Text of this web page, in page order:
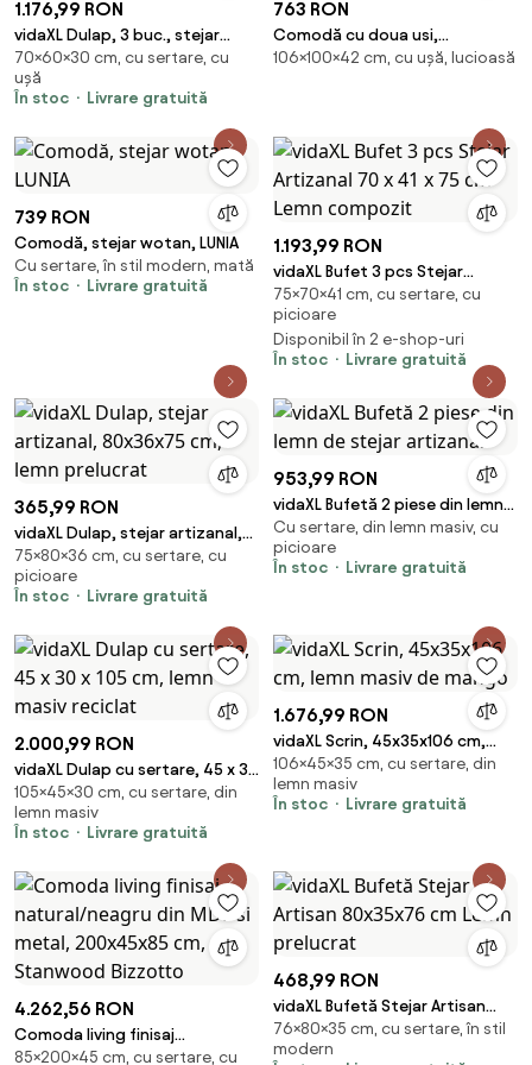
1.176,99 RON
vidaXL Dulap, 3 buc., stejar
artizanal, 60x30x70 cm, lemn
prelucrat
70×60×30 cm, cu sertare, cu
ușă
În stoc
Livrare gratuită
763 RON
Comodă cu doua usi,
100x42x106 cm, CESIRO, ADRK
106×100×42 cm, cu ușă, lucioasă
739 RON
Comodă, stejar wotan, LUNIA
Cu sertare, în stil modern, mată
În stoc
Livrare gratuită
1.193,99 RON
vidaXL Bufet 3 pcs Stejar
Artizanal 70 x 41 x 75 cm Lemn
compozit
75×70×41 cm, cu sertare, cu
picioare
Disponibil în 2 e-shop-uri
În stoc
Livrare gratuită
365,99 RON
vidaXL Dulap, stejar artizanal,
80x36x75 cm, lemn prelucrat
75×80×36 cm, cu sertare, cu
picioare
În stoc
Livrare gratuită
953,99 RON
vidaXL Bufetă 2 piese din lemn
de stejar artizanal
Cu sertare, din lemn masiv, cu
picioare
În stoc
Livrare gratuită
2.000,99 RON
vidaXL Dulap cu sertare, 45 x 30
x 105 cm, lemn masiv reciclat
105×45×30 cm, cu sertare, din
lemn masiv
În stoc
Livrare gratuită
1.676,99 RON
vidaXL Scrin, 45x35x106 cm,
lemn masiv de mango
106×45×35 cm, cu sertare, din
lemn masiv
În stoc
Livrare gratuită
4.262,56 RON
Comoda living finisaj
natural/neagru din MDF si
85×200×45 cm, cu sertare, cu
468,99 RON
vidaXL Bufetă Stejar Artisan
80x35x76 cm Lemn prelucrat
76×80×35 cm, cu sertare, în stil
modern